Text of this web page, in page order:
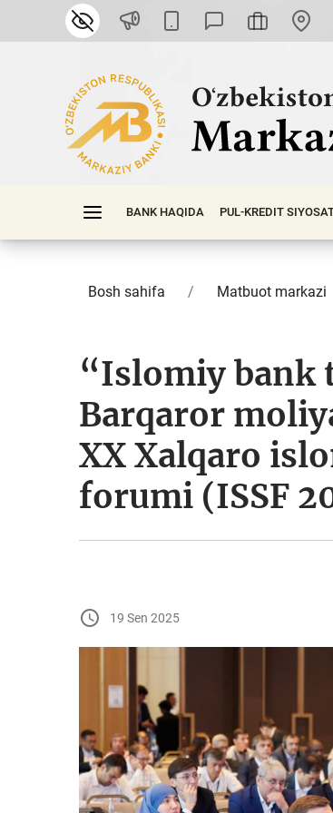
BANK HAQIDA PUL-KREDIT
Bosh sahifa Matbuot markazi
“Islomiy
Barqaror
XX Xalqaro
forumi (ISSF
19 Sen 2025